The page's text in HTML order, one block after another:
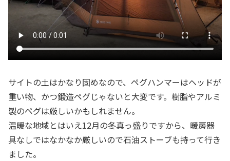
サイトの土はかなり固めなので、ペグハンマーはヘッドが
重い物、かつ鍛造ペグじゃないと大変です。樹脂やアルミ
製のペグは厳しいかもしれません。
温暖な地域とはいえ12月の冬真っ盛りですから、暖房器
具なしではなかなか厳しいので石油ストーブも持って行き
ました。